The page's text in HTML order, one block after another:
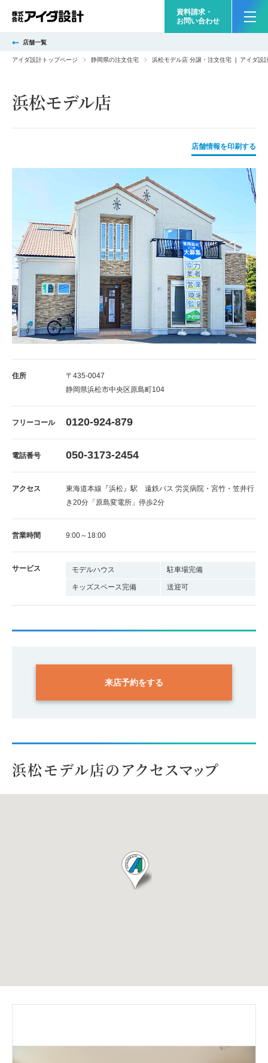
資料請求・
お問い合わせ
店舗一覧
アイダ設計トップページ 静岡県の注文住宅 浜松モデル店 分譲・注文住宅 ❘ アイダ設
浜松モデル店
店舗情報を印刷する
住所
〒435-0047
静岡県浜松市中央区原島町104
フリーコール 0120-924-879
電話番号 050-3173-2454
アクセス
東海道本線『浜松』駅 遠鉄バス 労災病院・宮竹・笠井行
き20分「原島変電所」停歩2分
営業時間 9:00～18:00
サービス モデルハウス 駐車場完備
キッズスペース完備 送迎可
来店予約をする
浜松モデル店のアクセスマップ